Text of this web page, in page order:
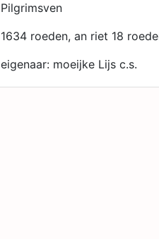
Pilgrimsven
1634 roeden, an riet 18
eigenaar: moeijke Lijs c.s.